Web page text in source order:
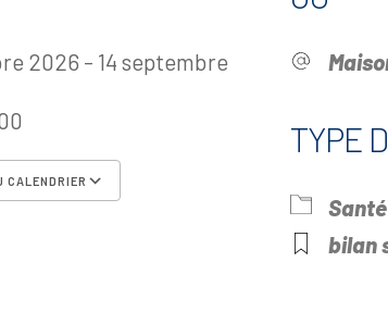
2026 - 14 septembre
CALENDRIER
Calendrier Google
TYPE
Santé
bilan